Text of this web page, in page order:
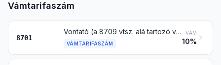
Vámtarifaszám
8701
Vontató (a 8709 vtsz. alá tartozó vontató kivételével)
VÁMTARIFASZÁM
VÁM
10%